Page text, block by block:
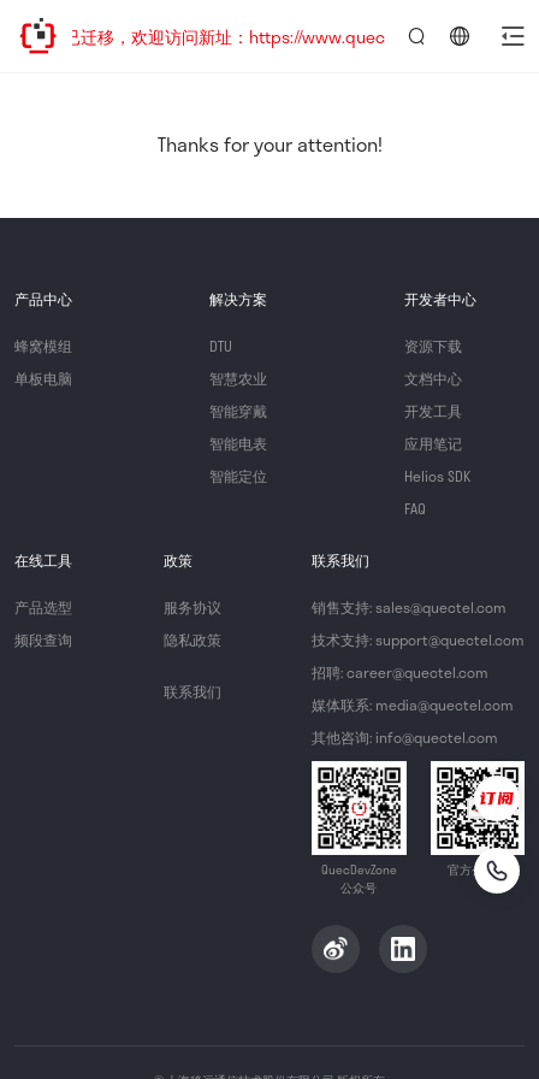
站地址已迁移，欢迎访问新址：https://www.quectel.com.cn
Thanks for your attention!
产品中心
蜂窝模组
单板电脑
解决方案
DTU
智慧农业
智能穿戴
智能电表
智能定位
开发者中心
资源下载
文档中心
开发工具
应用笔记
Helios SDK
FAQ
在线工具
产品选型
频段查询
政策
服务协议
隐私政策
联系我们
联系我们
销售支持: sales@quectel.com
技术支持: support@quectel.com
招聘: career@quectel.com
媒体联系: media@quectel.com
其他咨询: info@quectel.com
QuecDevZone
公众号
官方公众号